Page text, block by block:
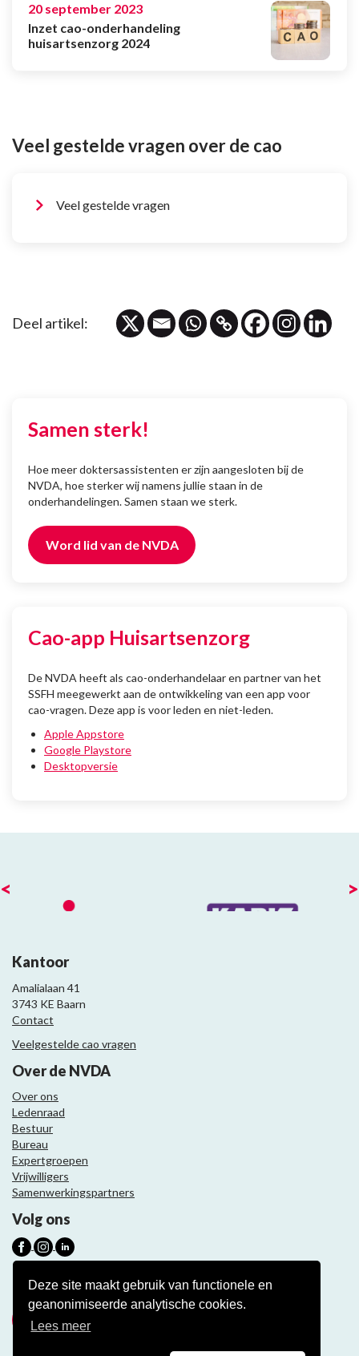
Deze site maakt gebruik van functionele en
geanonimiseerde analytische cookies.
Lees meer
20 september 2023
Inzet cao-onderhandeling
huisartsenzorg 2024
Veel gestelde vragen over de cao
Veel gestelde vragen
Deel artikel:
Samen sterk!
Hoe meer doktersassistenten er zijn aangesloten bij de
NVDA, hoe sterker wij namens jullie staan in de
onderhandelingen. Samen staan we sterk.
Word lid van de NVDA
Cao-app Huisartsenzorg
De NVDA heeft als cao-onderhandelaar en partner van het
SSFH meegewerkt aan de ontwikkeling van een app voor
cao-vragen. Deze app is voor leden en niet-leden.
Apple Appstore
Google Playstore
Desktopversie
< >
Kantoor
Amalialaan 41
3743 KE Baarn
Contact
Veelgestelde cao vragen
Over de NVDA
Over ons
Ledenraad
Bestuur
Bureau
Expertgroepen
Vrijwilligers
Samenwerkingspartners
Volg ons
Nieuwsbrief
Meld je aan